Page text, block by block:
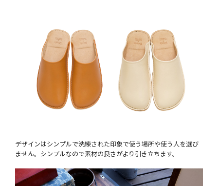
デザインはシンプルで洗練された印象で使う場所や使う人を選び
ません。シンプルなので素材の良さがより引き立ちます。